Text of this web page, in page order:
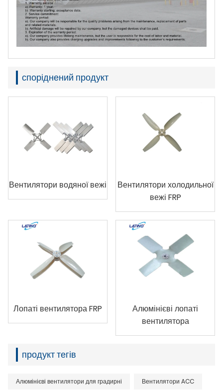
споріднений продукт
Вентилятори водяної вежі
Вентилятори холодильної
вежі FRP
Лопаті вентилятора FRP
Алюмінієві лопаті
вентилятора
продукт тегів
Алюмінієві вентилятори для градирні Вентилятори ACC